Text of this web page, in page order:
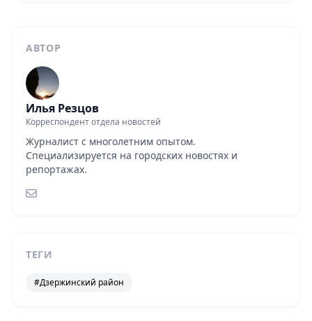
АВТОР
Илья Резцов
Корреспондент отдела новостей
Журналист с многолетним опытом.
Специализируется на городских новостях и
репортажах.
ТЕГИ
#Дзержинский район